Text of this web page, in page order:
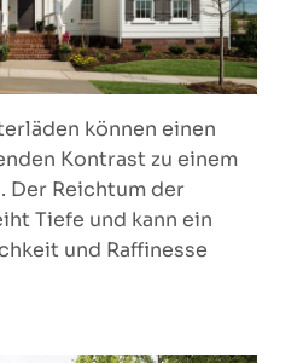
können einen
Kontrast zu einem
Der Reichtum der
Tiefe und kann ein
und Raffinesse